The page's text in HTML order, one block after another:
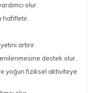
olur.
hafifletir.
artırır.
destek olur.
yoğun fiziksel aktiviteye